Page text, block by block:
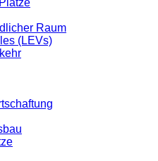
Raum
(LEVs)